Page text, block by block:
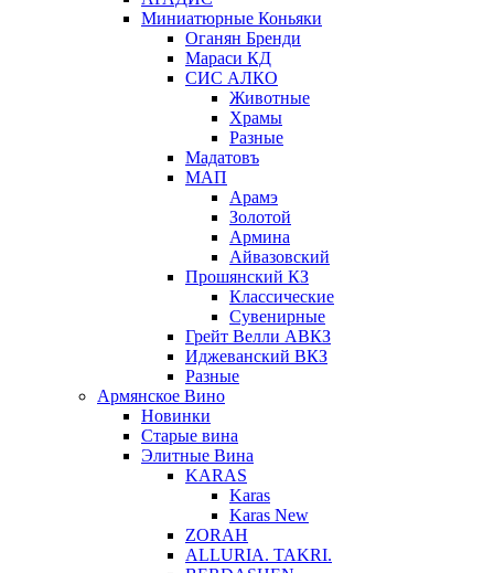
Миниатюрные Коньяки
Оганян Бренди
Мараси КД
СИС АЛКО
Животные
Храмы
Разные
Мадатовъ
МАП
Арамэ
Золотой
Армина
Айвазовский
Прошянский КЗ
Классические
Сувенирные
Грейт Велли АВКЗ
Иджеванский ВКЗ
Разные
Армянское Вино
Новинки
Старые вина
Элитные Вина
KARAS
Karas
Karas New
ZORAH
ALLURIA. TAKRI.